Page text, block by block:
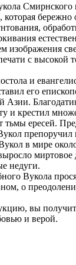
Смирнского
бережно
изображения
с высокой
и
его
и крестил
ересей.
препоручил
в мире
недуги.
Вукола
о
вы
и верой.